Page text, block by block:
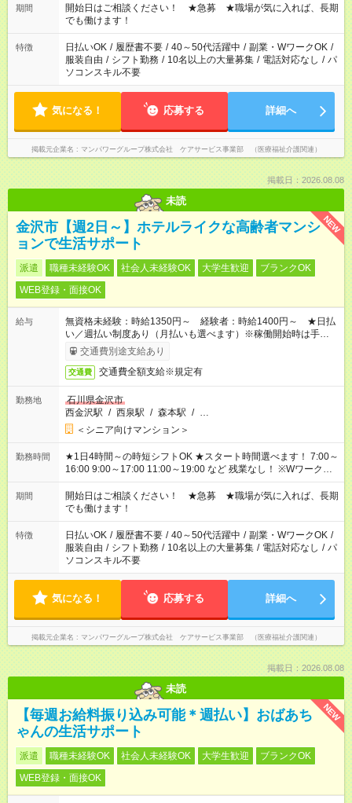
ん ※法令に基づき、週20時間以上勤務は社会保険への加入対象
となります ※労働者派遣法（日雇い派遣の原則禁止）により、
短時間・短期間の就業はご案内が難しい場合があります
期間
開始日はご相談ください！ ★急募 ★職場が気に入れば、長期
でも働けます！
特徴 日払いOK / 履歴書不要 / 40～50代活躍中 / 副業・WワークOK /
服装自由 / シフト勤務 / 10名以上の大量募集 / 電話対応なし / パ
ソコンスキル不要
気になる！ 応募する 詳細へ
掲載元企業名 マンパワーグループ株式会社 ケアサービス事業部 （医療福祉介護関連）
掲載日：2026.08.08
未読
NEW
金沢市【週2日～】ホテルライクな高齢者マンシ
ョンで生活サポート
派遣 職種未経験OK 社会人未経験OK 大学生歓迎
ブランクOK
WEB登録・面接OK
給与
無資格未経験：時給1350円～ 経験者：時給1400円～ ★日払
い／週払い制度あり（月払いも選べます）※稼働開始時は手続き
完了次第のお支払いとなります。
交通費別途支給あり
交通費 交通費全額支給※規定有
勤務地
石川県金沢市
西金沢駅 / 西泉駅 / 森本駅 / …
＜シニア向けマンション＞
勤務時間
★1日4時間～の時短シフトOK ★スタート時間選べます！ 7:00～
16:00 9:00～17:00 11:00～19:00 など 残業なし！ ※Wワークの
場合、他のお仕事と合わせ週40時間超の就業はご案内できませ
ん ※法令に基づき、週20時間以上勤務は社会保険への加入対象
となります ※労働者派遣法（日雇い派遣の原則禁止）により、
短時間・短期間の就業はご案内が難しい場合があります
期間
開始日はご相談ください！ ★急募 ★職場が気に入れば、長期
でも働けます！
特徴 日払いOK / 履歴書不要 / 40～50代活躍中 / 副業・WワークOK /
服装自由 / シフト勤務 / 10名以上の大量募集 / 電話対応なし / パ
ソコンスキル不要
気になる！ 応募する 詳細へ
掲載元企業名 マンパワーグループ株式会社 ケアサービス事業部 （医療福祉介護関連）
掲載日：2026.08.08
未読
NEW
【毎週お給料振り込み可能＊週払い】おばあち
ゃんの生活サポート
派遣 職種未経験OK 社会人未経験OK 大学生歓迎
ブランクOK
WEB登録・面接OK